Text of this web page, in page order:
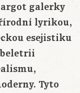
galerky
lyrikou,
esejistiku
Tyto